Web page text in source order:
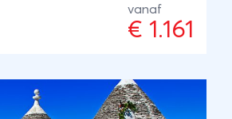
vanaf
€ 1.161